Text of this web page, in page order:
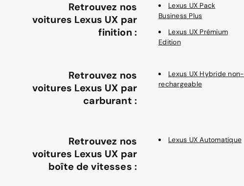
Retrouvez nos
voitures Lexus UX par
finition :
Lexus UX Pack
Business Plus
Lexus UX Prémium
Edition
Retrouvez nos
voitures Lexus UX par
carburant :
Lexus UX Hybride non-
rechargeable
Retrouvez nos
voitures Lexus UX par
boîte de vitesses :
Lexus UX Automatique